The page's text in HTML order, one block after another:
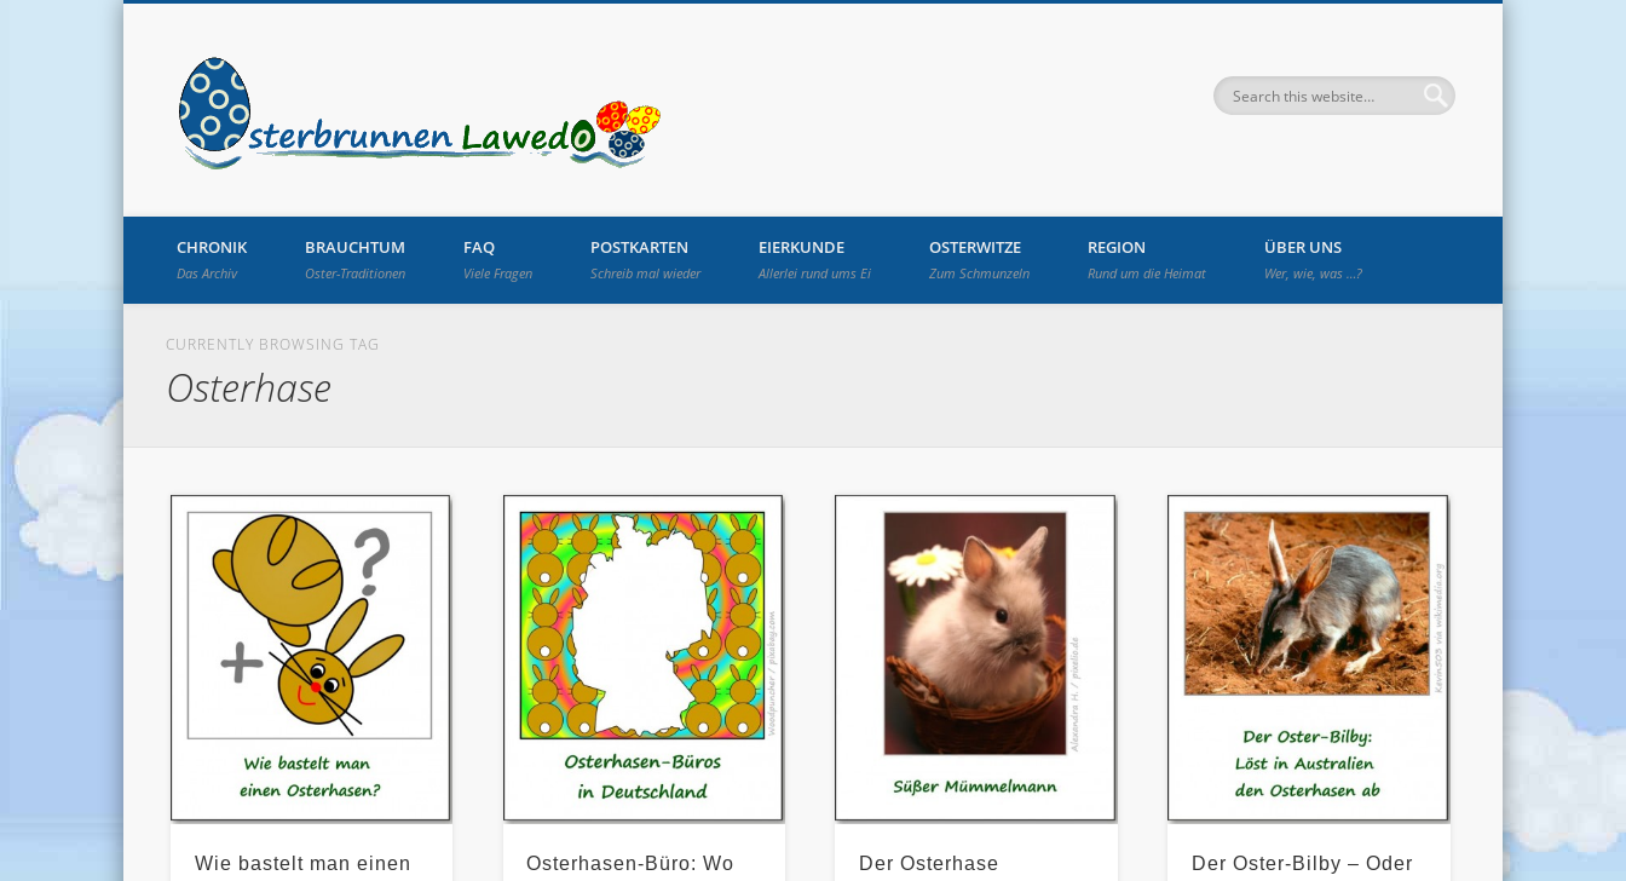
Osterbrunnen in Langenwetzendorf
CHRONIK
Das Archiv
BRAUCHTUM
Oster-Traditionen
FAQ
Viele Fragen
POSTKARTEN
Schreib mal wieder
EIERKUNDE
Allerlei rund ums Ei
OSTERWITZE
Zum Schmunzeln
REGION
Rund um die Heimat
ÜBER UNS
Wer, wie, was …?
CURRENTLY BROWSING TAG
Osterhase
Wie bastelt man einen
Osterhasen-Büro: Wo
Der Osterhase
Der Oster-Bilby – Oder